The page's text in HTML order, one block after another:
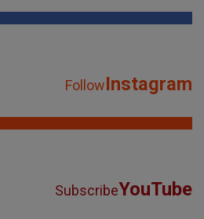
FollowInstagram
SubscribeYouTube